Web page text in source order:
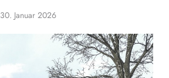
30. Januar 2026